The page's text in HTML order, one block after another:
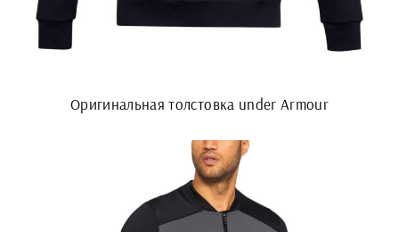
Оригинальная толстовка under Armour